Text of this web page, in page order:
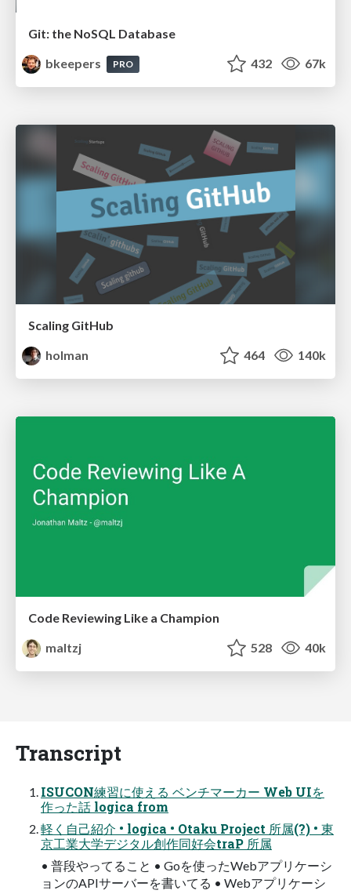
Git: the NoSQL Database
bkeepers
PRO 432 67k
Scaling GitHub
holman
464 140k
Code Reviewing Like a Champion
maltzj
528 40k
Transcript
ISUCON練習に使える ベンチマーカー Web UIを
作った話 logica from
軽く自己紹介 • logica • Otaku Project 所属(?) • 東
京工業大学デジタル創作同好会traP 所属
• 普段やってること • Goを使ったWebアプリケーシ
ョンのAPIサーバーを書いてる • Webアプリケーシ